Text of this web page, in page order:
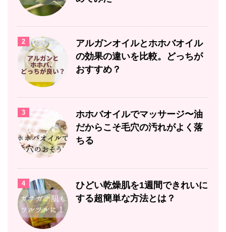
2
アルガンオイルとホホバオイル
の効果の違いを比較。どっちが
おすすめ？
3
ホホバオイルでマッサージ〜油
だからこそ毛穴の汚れがよく落
ちる
4
ひどい乾燥肌を1週間できれいに
する超簡単な方法とは？